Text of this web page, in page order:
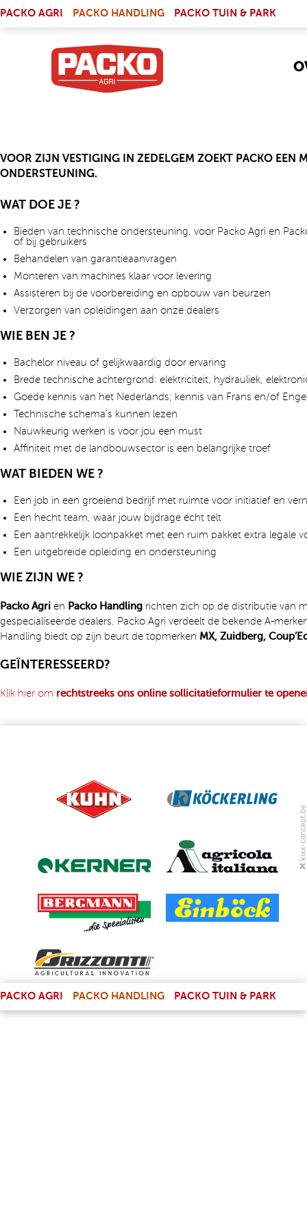
PACKO AGRI
PACKO HANDLING PACKO TUIN & PARK
VOOR ZIJN VESTIGING IN ZEDELGEM ZOEKT PACKO EEN
ONDERSTEUNING.
WAT DOE JE ?
Bieden van technische ondersteuning, voor Packo Agri en
of bij gebruikers
Behandelen van garantieaanvragen
Monteren van machines klaar voor levering
Assisteren bij de voorbereiding en opbouw van beurzen
Verzorgen van opleidingen aan onze dealers
WIE BEN JE ?
Bachelor niveau of gelijkwaardig door ervaring
Brede technische achtergrond: elektriciteit, hydrauliek,
Goede kennis van het Nederlands; kennis van Frans en/of
Technische schema’s kunnen lezen
Nauwkeurig werken is voor jou een must
Affiniteit met de landbouwsector is een belangrijke troef
WAT BIEDEN WE ?
Een job in een groeiend bedrijf met ruimte voor initiatief en
Een hecht team, waar jouw bijdrage écht telt
Een aantrekkelijk loonpakket met een ruim pakket extra legale
Een uitgebreide opleiding en ondersteuning
WIE ZIJN WE ?
Packo Agri en Packo Handling richten zich op de distributie van
gespecialiseerde dealers. Packo Agri verdeelt de bekende A-
Handling biedt op zijn beurt de topmerken MX, Zuidberg,
GEÏNTERESSEERD?
Klik hier om rechtstreeks ons online sollicitatieformulier te
PACKO AGRI PACKO HANDLING PACKO TUIN & PARK